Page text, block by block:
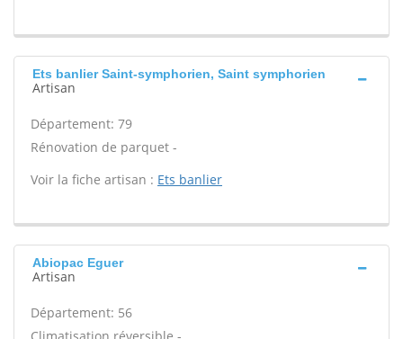
Ets banlier Saint-symphorien, Saint symphorien
Artisan
Département: 79
Rénovation de parquet -
Voir la fiche artisan : Ets banlier
Abiopac Eguer
Artisan
Département: 56